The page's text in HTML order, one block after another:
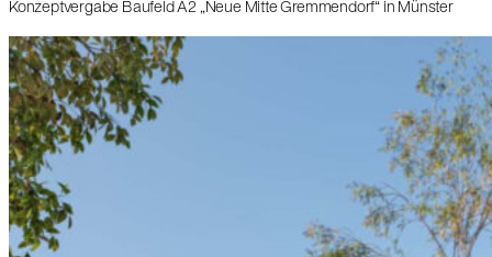
Konzeptvergabe Baufeld A2 „Neue Mitte Gremmendorf“ in Münster